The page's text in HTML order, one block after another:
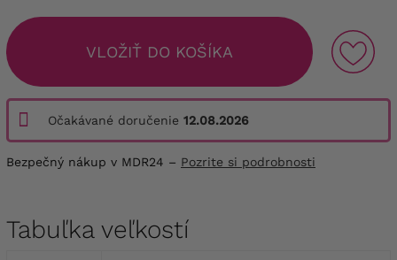
VLOŽIŤ DO KOŠÍKA
Očakávané doručenie 12.08.2026
Bezpečný nákup v MDR24 – Pozrite si podrobnosti
Tabuľka veľkostí